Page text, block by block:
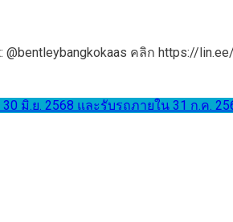
คลิก https://
มิ.ย. 2568 และรับรถภายใน 31 ก.ค.